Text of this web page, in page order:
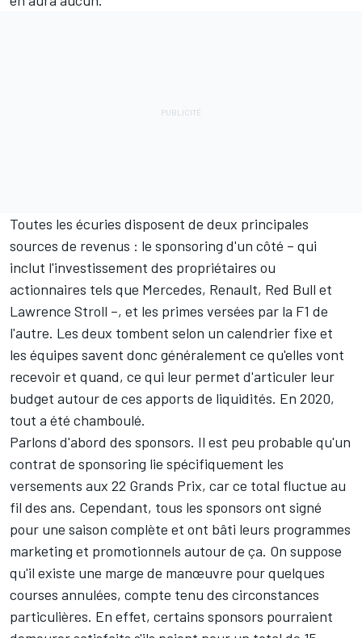
Toutes les écuries disposent de deux principales
sources de revenus : le sponsoring d'un côté – qui
inclut l'investissement des propriétaires ou
actionnaires tels que Mercedes, Renault, Red Bull et
Lawrence Stroll –, et les primes versées par la F1 de
l'autre. Les deux tombent selon un calendrier fixe et
les équipes savent donc généralement ce qu'elles vont
recevoir et quand, ce qui leur permet d'articuler leur
budget autour de ces apports de liquidités. En 2020,
tout a été chamboulé.
Parlons d'abord des sponsors. Il est peu probable qu'un
contrat de sponsoring lie spécifiquement les
versements aux 22 Grands Prix, car ce total fluctue au
fil des ans. Cependant, tous les sponsors ont signé
pour une saison complète et ont bâti leurs programmes
marketing et promotionnels autour de ça. On suppose
qu'il existe une marge de manœuvre pour quelques
courses annulées, compte tenu des circonstances
particulières. En effet, certains sponsors pourraient